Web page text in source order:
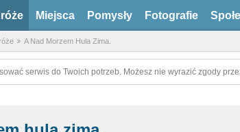
Miejsca Pomysły Fotografie
A Nad Morzem Hula Zima.
serwis do Twoich potrzeb. Możesz nie wyrazić zgody